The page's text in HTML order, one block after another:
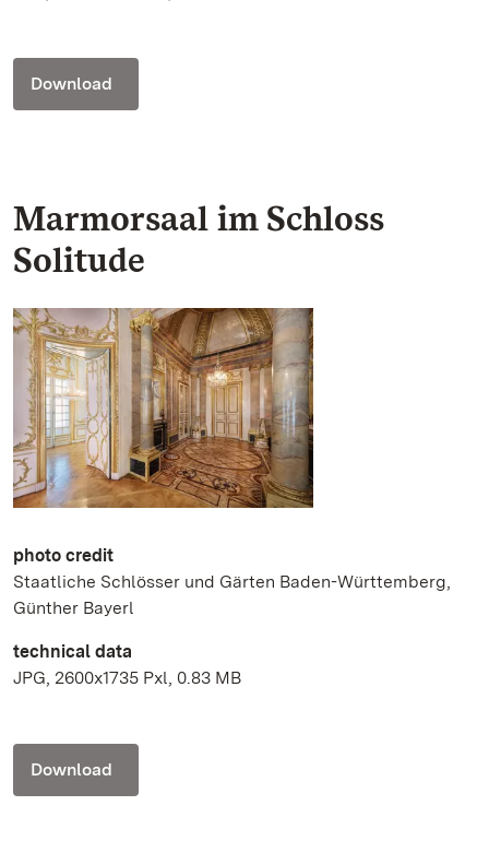
Download
Marmorsaal im Schloss
Solitude
photo credit
Staatliche Schlösser und Gärten Baden-Württemberg,
Günther Bayerl
technical data
JPG, 2600x1735 Pxl, 0.83 MB
Download